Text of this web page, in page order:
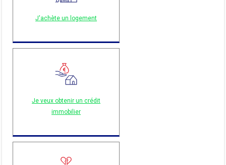
J'achète un logement
Je veux obtenir un crédit
immobilier